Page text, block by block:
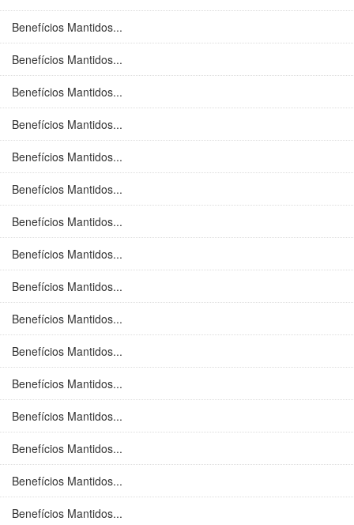
Benefícios Mantidos...
Benefícios Mantidos...
Benefícios Mantidos...
Benefícios Mantidos...
Benefícios Mantidos...
Benefícios Mantidos...
Benefícios Mantidos...
Benefícios Mantidos...
Benefícios Mantidos...
Benefícios Mantidos...
Benefícios Mantidos...
Benefícios Mantidos...
Benefícios Mantidos...
Benefícios Mantidos...
Benefícios Mantidos...
Benefícios Mantidos...